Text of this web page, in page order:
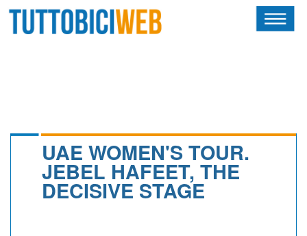
CALENDARIO
UAE WOMEN'S TOUR.
JEBEL HAFEET, THE
DECISIVE STAGE